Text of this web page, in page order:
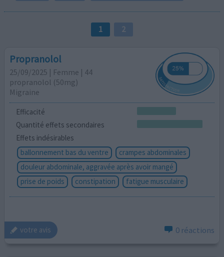
1 2
Propranolol
25/09/2025 | Femme | 44
propranolol (50mg)
Migraine
Efficacité
Quantité effets secondaires
Effets indésirables
ballonnement bas du ventre
crampes abdominales
douleur abdominale, aggravée après avoir mangé
prise de poids
constipation fatigue musculaire
votre avis 0 réactions